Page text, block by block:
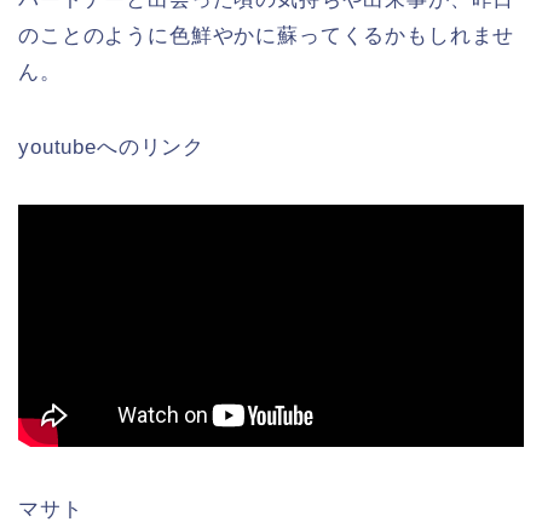
のことのように色鮮やかに蘇ってくるかもしれませ
ん。
youtubeへのリンク
マサト